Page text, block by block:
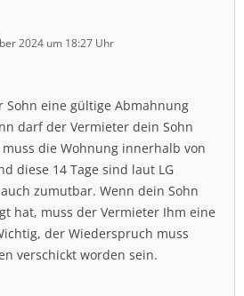
2024 um 18:27 Uhr
Sohn eine gültige Abmahnung
darf der Vermieter dein Sohn
die Wohnung innerhalb von
diese 14 Tage sind laut LG
zumutbar. Wenn dein Sohn
hat, muss der Vermieter Ihm eine
der Wiederspruch muss
verschickt worden sein.